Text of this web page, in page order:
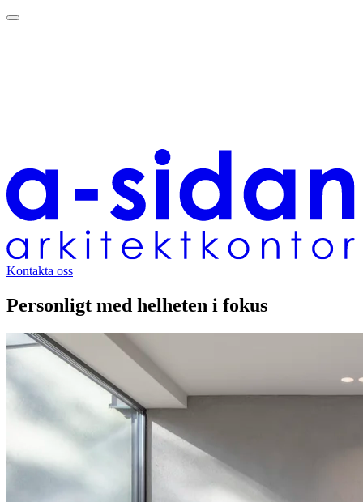
Kontakta oss
Personligt med helheten i fokus